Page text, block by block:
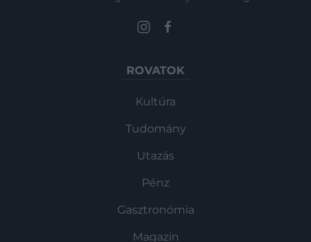
ROVATOK
Kultúra
Tudomány
Utazás
Pénz
Gasztronómia
Magazin